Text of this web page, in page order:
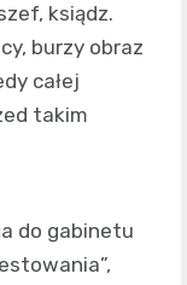
ksiądz.
burzy obraz
całej
takim
do gabinetu